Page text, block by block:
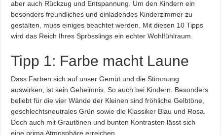
aber auch Rückzug und Entspannung. Um den Kindern ein
besonders freundliches und einladendes Kinderzimmer zu
gestalten, muss einiges beachtet werden. Mit diesen 10 Tipps
wird das Reich Ihres Sprösslings ein echter Wohlfühlraum.
Tipp 1: Farbe macht Laune
Dass Farben sich auf unser Gemüt und die Stimmung
auswirken, ist kein Geheimnis. So auch bei Kindern. Besonders
beliebt für die vier Wände der Kleinen sind fröhliche Gelbtöne,
geschlechtsneutrales Grün sowie die Klassiker Blau und Rosa.
Doch auch mit Grautönen und bunten Kontrasten lässt sich
eine prima Atmosphäre erreichen.